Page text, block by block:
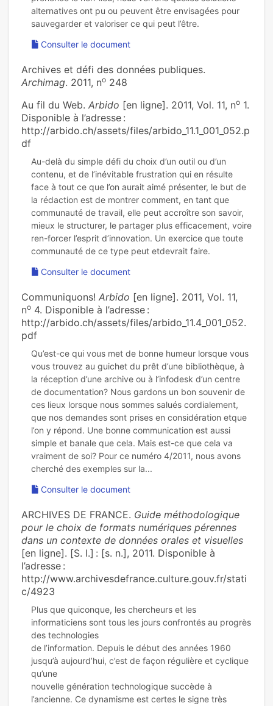
alternatives ont pu ou peuvent être envisagées pour
Consulter le document
Archives et défi des données publiques.
Archimag. 2011, no 248
Au fil du Web. Arbido [en ligne]. 2011, Vol. 11, no 1.
Disponible à l’adresse :
http://arbido.ch/assets/files/arbido_11.1_001_052.p
df
Au-delà du simple défi du choix d’un outil ou d’un
contenu, et de l’inévitable frustration qui en résulte
face à tout ce que l’on aurait aimé présenter, le but de
la rédaction est de montrer comment, en tant que
communauté de travail, elle peut accroître son savoir,
mieux le structurer, le partager plus efficacement, voire
ren-forcer l’esprit d’innovation. Un exercice que toute
Consulter le document
Communiquons! Arbido [en ligne]. 2011, Vol. 11,
no 4. Disponible à l’adresse :
http://arbido.ch/assets/files/arbido_11.4_001_052.
pdf
Qu’est-ce qui vous met de bonne humeur lorsque vous
vous trouvez au guichet du prêt d’une bibliothèque, à
la réception d’une archive ou à l’infodesk d’un centre
de documentation? Nous gardons un bon souvenir de
ces lieux lorsque nous sommes salués cordialement,
que nos demandes sont prises en considération etque
l’on y répond. Une bonne communication est aussi
simple et banale que cela. Mais est-ce que cela va
vraiment de soi? Pour ce numéro 4/2011, nous avons
Consulter le document
ARCHIVES DE FRANCE. Guide méthodologique
pour le choix de formats numériques pérennes
dans un contexte de données orales et visuelles
[en ligne]. [S. l.] : [s. n.], 2011. Disponible à
l’adresse :
http://www.archivesdefrance.culture.gouv.fr/stati
c/4923
Plus que quiconque, les chercheurs et les
informaticiens sont tous les jours confrontés au progrès
des technologies
de l’information. Depuis le début des années 1960
jusqu’à aujourd’hui, c’est de façon régulière et cyclique
qu’une
nouvelle génération technologique succède à
l’ancienne. Ce dynamisme est certes le signe très